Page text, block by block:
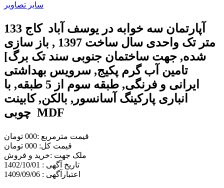
سایر تصاویر
آپارتمان سه خوابه در یوسف آباد کاج 133
متر تک واحدی سال ساخت 1397 , باز سازی
شده, جهت ساختمان جنوبی سند تک برگ]
تامین آب گرم پکیج, سرویس بهداشتی
ایرانی و فرنگی, طبقه سوم از 5 طبقه, با
انباری پارکینگ آسانسور, بالکن, کابینت
چوبی MDF
قیمت مترمربع :000 تومان
قیمت کل: 000 تومان
ملک جهت :خريد و فروش
تاریخ آگهی : 1402/10/01
اعتبارآگهی : 1409/09/06